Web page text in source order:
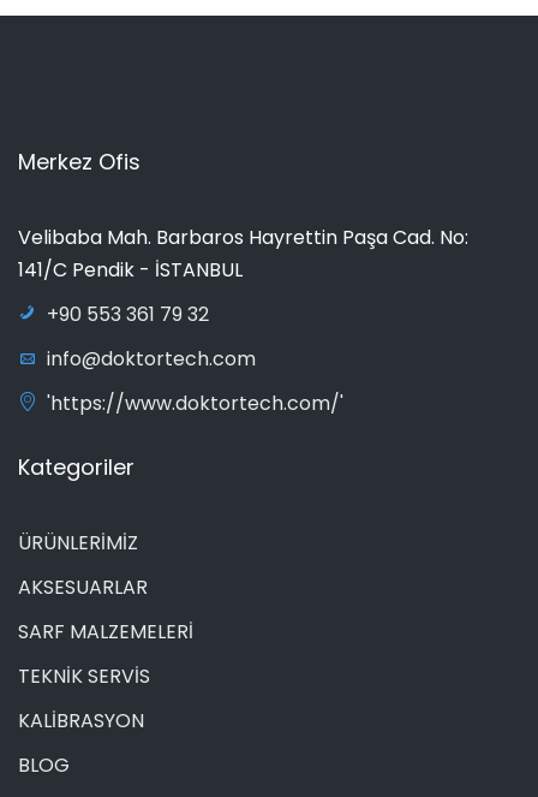
Merkez Ofis
Velibaba Mah. Barbaros Hayrettin Paşa Cad. No:
141/C Pendik - İSTANBUL
+90 553 361 79 32
info@doktortech.com
'https://www.doktortech.com/'
Kategoriler
ÜRÜNLERİMİZ
AKSESUARLAR
SARF MALZEMELERİ
TEKNİK SERVİS
KALİBRASYON
BLOG